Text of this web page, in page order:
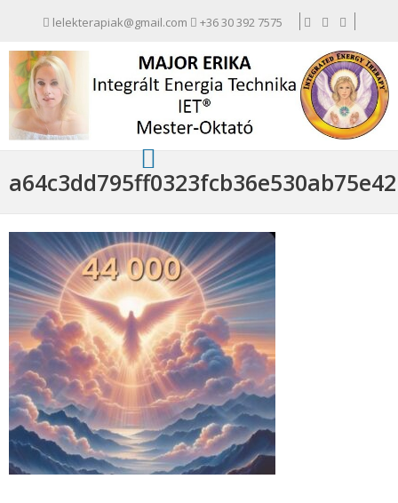
lelekterapiak@gmail.com +36 30 392 7575
a64c3dd795ff0323fcb36e530ab75e42